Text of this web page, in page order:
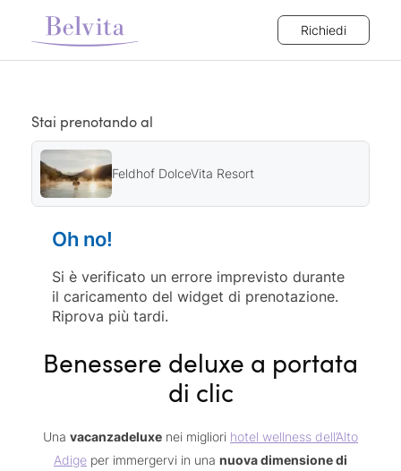
Richiedi
Stai prenotando al
Feldhof DolceVita Resort
Oh no!
Si è verificato un errore imprevisto durante
il caricamento del widget di prenotazione.
Riprova più tardi.
Benessere deluxe a portata
di clic
Una vacanzadeluxe nei migliori hotel wellness dell’Alto
Adige per immergervi in una nuova dimensione di